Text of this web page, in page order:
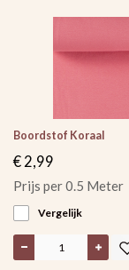
Boordstof Koraal
€ 2,99
Prijs per 0.5 Meter
Vergelijk